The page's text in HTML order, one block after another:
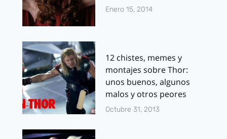
Enero 15, 2014
12 chistes, memes y
montajes sobre Thor:
unos buenos, algunos
malos y otros peores
Octubre 31, 2013